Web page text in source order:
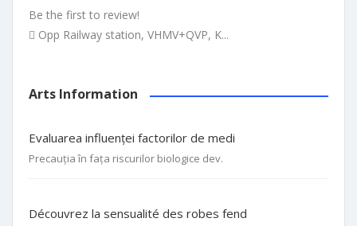
Be the first to review!
Opp Railway station, VHMV+QVP, K...
Arts Information
Evaluarea influenței factorilor de medi
Precauția în fața riscurilor biologice dev.
Découvrez la sensualité des robes fend